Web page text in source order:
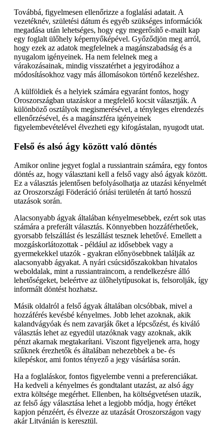
Továbbá, figyelmesen ellenőrizze a foglalási adatait. A
vezetéknév, születési dátum és egyéb szükséges információk
megadása után lehetséges, hogy egy megerősítő e-mailt kap
egy foglalt ülőhely képernyőképével. Győződjön meg arról,
hogy ezek az adatok megfelelnek a magánszabadság és a
nyugalom igényeinek. Ha nem felelnek meg a
várakozásainak, mindig visszatérhet a jegyirodához a
módosításokhoz vagy más állomásokon történő kezeléshez.
A külföldiek és a helyiek számára egyaránt fontos, hogy
Oroszországban utazáskor a megfelelő kocsit választják. A
különböző osztályok megismerésével, a tényleges elrendezés
ellenőrzésével, és a magánszféra igényeinek
figyelembevételével élvezheti egy kifogástalan, nyugodt utat.
Felső és alsó ágy között való döntés
Amikor online jegyet foglal a russiantrain számára, egy fontos
döntés az, hogy választani kell a felső vagy alsó ágyak között.
Ez a választás jelentősen befolyásolhatja az utazási kényelmét
az Oroszországi Föderáció óriási területén át tartó hosszú
utazások során.
Alacsonyabb ágyak általában kényelmesebbek, ezért sok utas
számára a preferált választás. Könnyebben hozzáférhetőek,
gyorsabb felszállást és leszállást tesznek lehetővé. Emellett a
mozgáskorlátozottak - például az idősebbek vagy a
gyermekekkel utazók - gyakran előnyösebbnek találják az
alacsonyabb ágyakat. A nyári csúcsidőszakokban hivatalos
weboldalak, mint a russiantraincom, a rendelkezésre álló
lehetőségeket, beleértve az ülőhelytípusokat is, felsorolják, így
informált döntést hozhatsz.
Másik oldalról a felső ágyak általában olcsóbbak, mivel a
hozzáférés kevésbé kényelmes. Jobb lehet azoknak, akik
kalandvágyóak és nem zavarják őket a lépcsőzést, és kiváló
választás lehet az egyedül utazóknak vagy azoknak, akik
pénzt akarnak megtakarítani. Viszont figyeljenek arra, hogy
szűknek érezhetők és általában nehezebbek a be- és
kilepéskor, ami fontos tényező a jegy vásárlása során.
Ha a foglaláskor, fontos figyelembe venni a preferenciákat.
Ha kedveli a kényelmes és gondtalant utazást, az alsó ágy
extra költsége megérhet. Ellenben, ha költségvetésen utazik,
az felső ágy választása lehet a legjobb módja, hogy értéket
kapjon pénzéért, és élvezze az utazását Oroszországon vagy
akár Litvánián is keresztül.